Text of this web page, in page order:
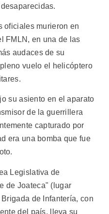
oficiales murieron en
FMLN, en una de las
audaces de su
vuelo el helicóptero
su asiento en el aparato
de la guerrillera
capturado por
era una bomba que fue
Legislativa de
de Joateca" (lugar
de Infantería, con
del país, lleva su